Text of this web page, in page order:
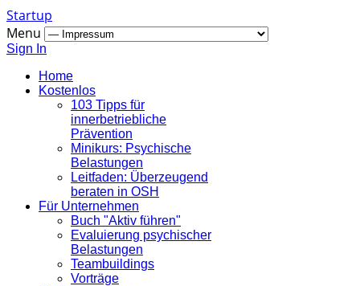
Startup
Menu
Sign In
Home
Kostenlos
103 Tipps für
innerbetriebliche
Prävention
Minikurs: Psychische
Belastungen
Leitfaden: Überzeugend
beraten in OSH
Für Unternehmen
Buch "Aktiv führen"
Evaluierung psychischer
Belastungen
Teambuildings
Vorträge